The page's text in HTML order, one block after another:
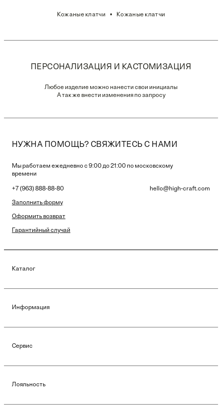
Кожаные клатчи Кожаные клатчи
ПЕРСОНАЛИЗАЦИЯ И КАСТОМИЗАЦИЯ
Любое изделие можно нанести свои инициалы
А так же внести изменения по запросу
НУЖНА ПОМОЩЬ? СВЯЖИТЕСЬ С НАМИ
Мы работаем ежедневно с 9:00 до 21:00 по московскому
времени
+7 (963) 888-88-80 hello@high-craft.com
Заполнить форму
Оформить возврат
Гарантийный случай
Каталог
Информация
Сервис
Лояльность